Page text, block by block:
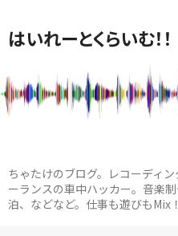
はいれーとくらいむ！！
ちゃたけのブログ。レコーディ
ーランスの車中ハッカー。音楽
泊、などなど。仕事も遊びもMix！